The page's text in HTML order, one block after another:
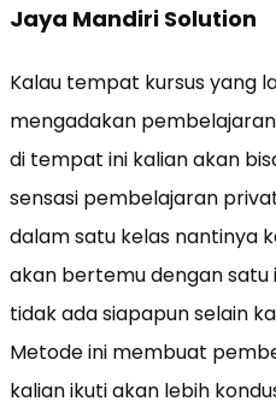
Jaya Mandiri Solution
Kalau tempat kursus yang
mengadakan
di tempat ini kalian akan
sensasi pembelajaran
dalam satu kelas nantinya
akan bertemu dengan
tidak ada siapapun selain
Metode ini membuat
kalian ikuti akan lebih